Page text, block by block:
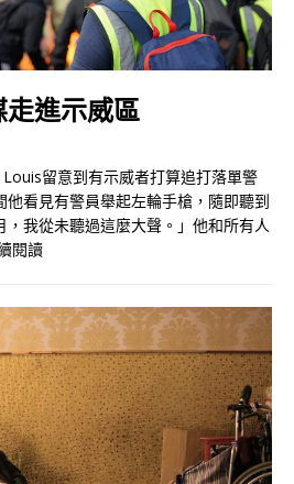
進示威區
留意到有示威者打算追打落單警
他看見有警員舉起左輪手槍，隨即聽到
我從未聽過這麼大聲。」他和所有人
閱讀